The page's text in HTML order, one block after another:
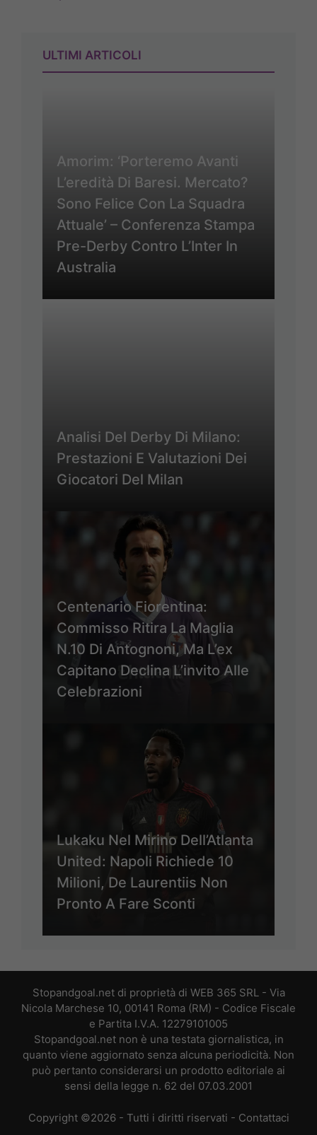
ULTIMI ARTICOLI
Amorim: ‘Porteremo Avanti
L’eredità Di Baresi. Mercato?
Sono Felice Con La Squadra
Attuale’ – Conferenza Stampa
Pre-Derby Contro L’Inter In
Australia
Analisi Del Derby Di Milano:
Prestazioni E Valutazioni Dei
Giocatori Del Milan
Centenario Fiorentina:
Commisso Ritira La Maglia
N.10 Di Antognoni, Ma L’ex
Capitano Declina L’invito Alle
Celebrazioni
Lukaku Nel Mirino Dell’Atlanta
United: Napoli Richiede 10
Milioni, De Laurentiis Non
Pronto A Fare Sconti
Stopandgoal.net di proprietà di WEB 365 SRL - Via
Nicola Marchese 10, 00141 Roma (RM) - Codice Fiscale
e Partita I.V.A. 12279101005
Stopandgoal.net non è una testata giornalistica, in
quanto viene aggiornato senza alcuna periodicità. Non
può pertanto considerarsi un prodotto editoriale ai
sensi della legge n. 62 del 07.03.2001
Copyright ©2026 - Tutti i diritti riservati - Contattaci